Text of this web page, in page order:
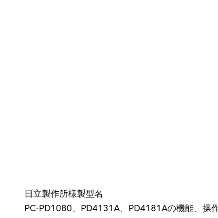
日立製作所様製型名
PC-PD1080、PD4131A、PD4181Aの機能、操